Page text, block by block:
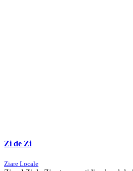
Zi de Zi
Ziare Locale